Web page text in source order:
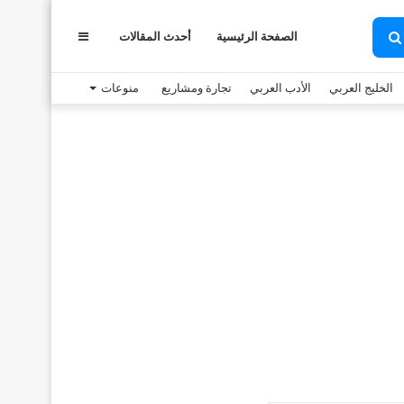
بحث
عن
الصفحة الرئيسية أحدث المقالات عمود
جانبي
الخليج العربي الأدب العربي تجارة ومشاريع منوعات